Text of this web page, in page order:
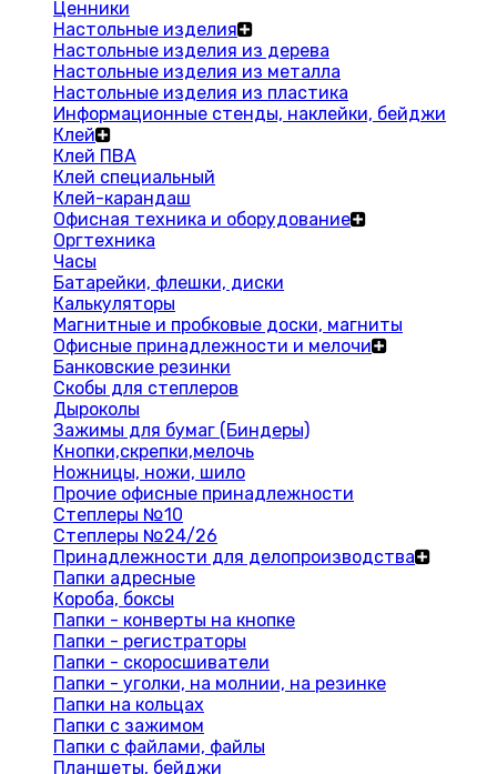
Ценники
Настольные изделия
Настольные изделия из дерева
Настольные изделия из металла
Настольные изделия из пластика
Информационные стенды, наклейки, бейджи
Клей
Клей ПВА
Клей специальный
Клей-карандаш
Офисная техника и оборудование
Оргтехника
Часы
Батарейки, флешки, диски
Калькуляторы
Магнитные и пробковые доски, магниты
Офисные принадлежности и мелочи
Банковские резинки
Скобы для степлеров
Дыроколы
Зажимы для бумаг (Биндеры)
Кнопки,скрепки,мелочь
Ножницы, ножи, шило
Прочие офисные принадлежности
Степлеры №10
Степлеры №24/26
Принадлежности для делопроизводства
Папки адресные
Короба, боксы
Папки - конверты на кнопке
Папки - регистраторы
Папки - скоросшиватели
Папки - уголки, на молнии, на резинке
Папки на кольцах
Папки с зажимом
Папки с файлами, файлы
Планшеты, бейджи